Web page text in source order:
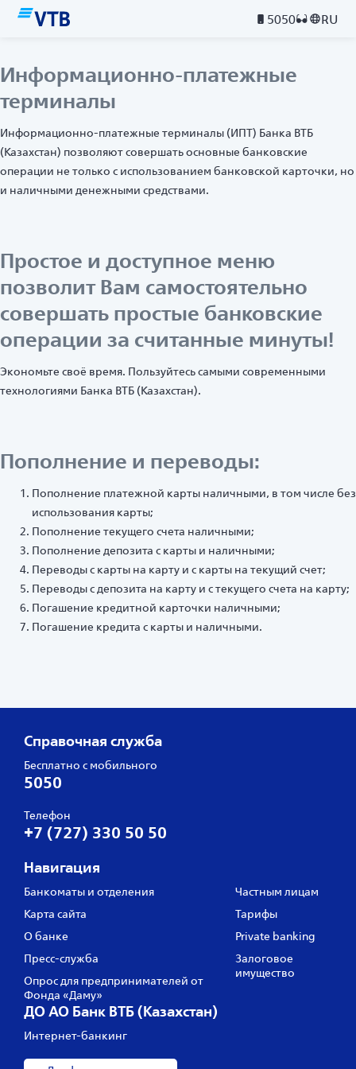
5050 RU
Информационно-платежные
терминалы
Информационно-платежные терминалы (ИПТ) Банка ВТБ
(Казахстан) позволяют совершать основные банковские
операции не только с использованием банковской карточки, но
и наличными денежными средствами.
Простое и доступное меню
позволит Вам самостоятельно
совершать простые банковские
операции за считанные минуты!
Экономьте своё время. Пользуйтесь самыми современными
технологиями Банка ВТБ (Казахстан).
Пополнение и переводы:
Пополнение платежной карты наличными, в том числе без
использования карты;
Пополнение текущего счета наличными;
Пополнение депозита с карты и наличными;
Переводы с карты на карту и с карты на текущий счет;
Переводы с депозита на карту и с текущего счета на карту;
Погашение кредитной карточки наличными;
Погашение кредита с карты и наличными.
Справочная служба
Бесплатно с мобильного
5050
Телефон
+7 (727) 330 50 50
Навигация
Банкоматы и отделения
Карта сайта
О банке
Пресс‑служба
Опрос для предпринимателей от
Фонда «Даму»
Частным лицам
Тарифы
Private banking
Залоговое
имущество
ДО АО Банк ВТБ (Казахстан)
Интернет-банкинг